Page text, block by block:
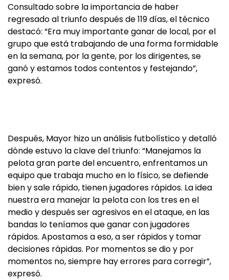
Consultado sobre la importancia de haber
regresado al triunfo después de 119 días, el técnico
destacó: “Era muy importante ganar de local, por el
grupo que está trabajando de una forma formidable
en la semana, por la gente, por los dirigentes, se
ganó y estamos todos contentos y festejando”,
expresó.
Después, Mayor hizo un análisis futbolístico y detalló
dónde estuvo la clave del triunfo: “Manejamos la
pelota gran parte del encuentro, enfrentamos un
equipo que trabaja mucho en lo físico, se defiende
bien y sale rápido, tienen jugadores rápidos. La idea
nuestra era manejar la pelota con los tres en el
medio y después ser agresivos en el ataque, en las
bandas lo teníamos que ganar con jugadores
rápidos. Apostamos a eso, a ser rápidos y tomar
decisiones rápidas. Por momentos se dio y por
momentos no, siempre hay errores para corregir”,
expresó.